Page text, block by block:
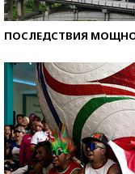
ПОСЛЕДСТВИЯ